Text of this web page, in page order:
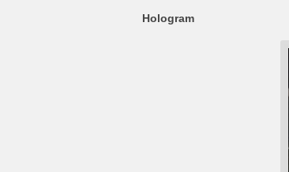
Hologram